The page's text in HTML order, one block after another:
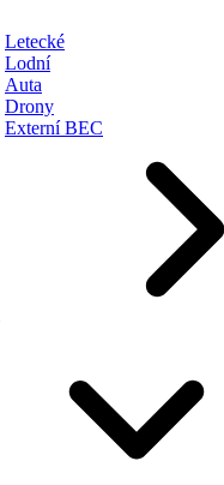
Letecké
Lodní
Auta
Drony
Externí BEC